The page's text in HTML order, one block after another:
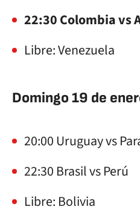
22:30 Colombia vs
Libre: Venezuela
Domingo 19 de
20:00 Uruguay vs
22:30 Brasil vs Perú
Libre: Bolivia